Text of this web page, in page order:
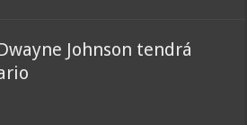
Johnson tendrá